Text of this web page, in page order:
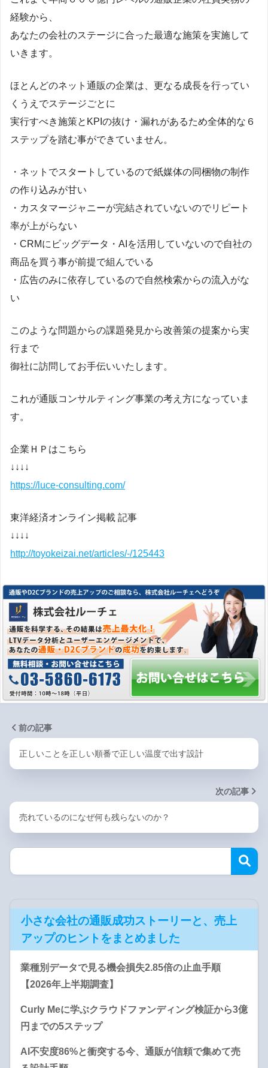
経験から、
あなたの会社のステージに合った最適な施策を実施して
いきます。
ほとんどのネット通販の企業は、更なる成長を行ってい
くうえでステージごとに
実行すべき施策とKPIの抜け・漏れがあるため全体的な６
ステップを踏む事ができていません。
・ネットでスタートしているので紙媒体の同梱物の制作
の作り込みが甘い
・カスタマージャニーが完結されていないのでリピート
率が上がらない
・CRMにビッグデータ・AIを活用していないので自社の
商品を買う事が前提で組んでいる
・広告のみに依存しているので自然検索からの流入がな
い
このような問題からの課題発見から改善策の提案から実
行まで
御社に訪問してお手伝いいたします。
これが通販コンサルティング事業の考え方になっていま
す。
企業ＨＰはこちら
↓↓↓↓
https://luce-consulting.com/
東洋経済オンライン掲載 記事
↓↓↓↓
http://toyokeizai.net/articles/-/125443
前の記事
正しいことを正しい順番で正しい温度で出す設計
次の記事
売れているのになぜ何も残らないのか？
小さな会社の通販成功ストーリーと、売上
アップのヒントをまとめました
業種別データで見る機会損失2.85倍の止血手順
【2026年上半期調査】
Curly Meに学ぶクラウドファンディング検証から3億
円までの5ステップ
AI不安度86%と衝突する今、通販が信頼で集めて売